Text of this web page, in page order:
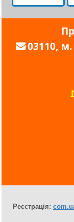
03110, м.
Реєстрація: